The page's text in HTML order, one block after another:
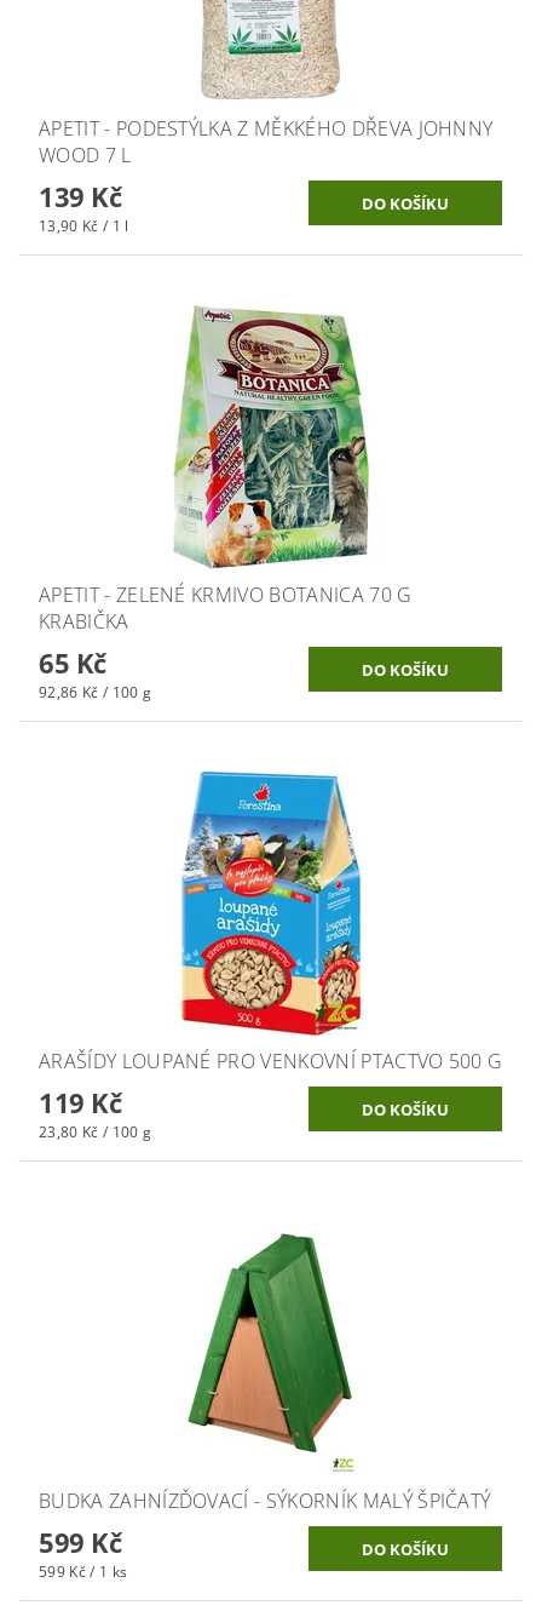
APETIT - PODESTÝLKA Z MĚKKÉHO DŘEVA JOHNNY
WOOD 7 L
139 Kč
13,90 Kč / 1 l
APETIT - ZELENÉ KRMIVO BOTANICA 70 G
KRABIČKA
65 Kč
92,86 Kč / 100 g
ARAŠÍDY LOUPANÉ PRO VENKOVNÍ PTACTVO 500 G
119 Kč
23,80 Kč / 100 g
BUDKA ZAHNÍZĎOVACÍ - SÝKORNÍK MALÝ ŠPIČATÝ
599 Kč
599 Kč / 1 ks